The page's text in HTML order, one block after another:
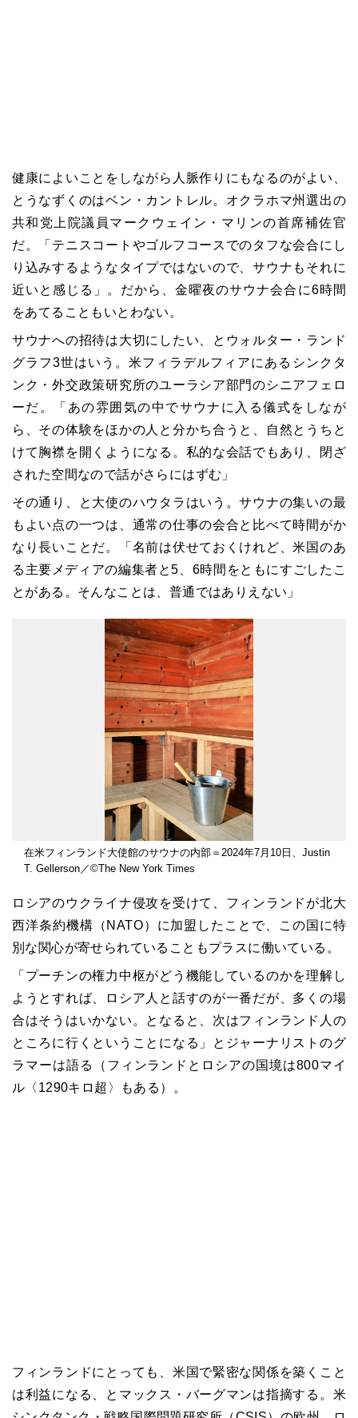
健康によいことをしながら人脈作りにもなるのがよい、
とうなずくのはベン・カントレル。オクラホマ州選出の
共和党上院議員マークウェイン・マリンの首席補佐官
だ。「テニスコートやゴルフコースでのタフな会合にし
り込みするようなタイプではないので、サウナもそれに
近いと感じる」。だから、金曜夜のサウナ会合に6時間
をあてることもいとわない。
サウナへの招待は大切にしたい、とウォルター・ランド
グラフ3世はいう。米フィラデルフィアにあるシンクタ
ンク・外交政策研究所のユーラシア部門のシニアフェロ
ーだ。「あの雰囲気の中でサウナに入る儀式をしなが
ら、その体験をほかの人と分かち合うと、自然とうちと
けて胸襟を開くようになる。私的な会話でもあり、閉ざ
された空間なので話がさらにはずむ」
その通り、と大使のハウタラはいう。サウナの集いの最
もよい点の一つは、通常の仕事の会合と比べて時間がか
なり長いことだ。「名前は伏せておくけれど、米国のあ
る主要メディアの編集者と5、6時間をともにすごしたこ
とがある。そんなことは、普通ではありえない」
在米フィンランド大使館のサウナの内部＝2024年7月10日、Justin
T. Gellerson／©The New York Times
ロシアのウクライナ侵攻を受けて、フィンランドが北大
西洋条約機構（NATO）に加盟したことで、この国に特
別な関心が寄せられていることもプラスに働いている。
「プーチンの権力中枢がどう機能しているのかを理解し
ようとすれば、ロシア人と話すのが一番だが、多くの場
合はそうはいかない。となると、次はフィンランド人の
ところに行くということになる」とジャーナリストのグ
ラマーは語る（フィンランドとロシアの国境は800マイ
ル〈1290キロ超〉もある）。
フィンランドにとっても、米国で緊密な関係を築くこと
は利益になる、とマックス・バーグマンは指摘する。米